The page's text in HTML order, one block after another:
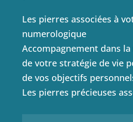
Les pierres associées à
numerologique
Accompagnement dans
de votre stratégie de vie
de vos objectifs
Les pierres précieuses